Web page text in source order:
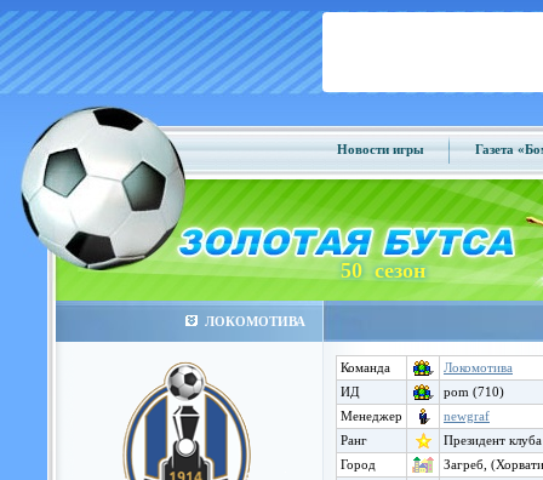
Новости игры Газета
50 сезон
ЛОКОМОТИВА
Команда
Локомотива
ИД
pom (710)
Менеджер
newgraf
Ранг
Президент клуба
Город
Загреб,